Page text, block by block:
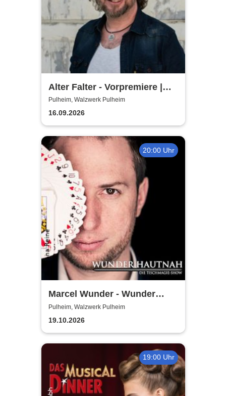
Alter Falter - Vorpremiere |
Hennes Bender Live!
Pulheim, Walzwerk Pulheim
16.09.2026
20:00 Uhr
Marcel Wunder - Wunder
Hautnah Tischmagieshow
Zaubershow
Pulheim, Walzwerk Pulheim
19.10.2026
19:00 Uhr